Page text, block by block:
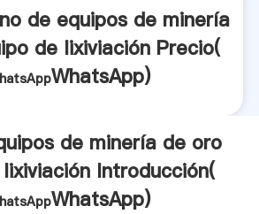
a todos los clientes.
de equipos de minería
de lixiviación Precio(
WhatsApp)
de minería de oro
Introducción(
WhatsApp)